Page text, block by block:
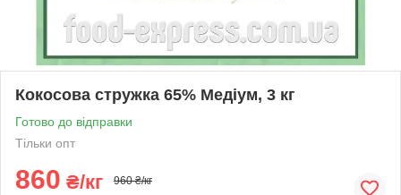
Кокосова стружка 65% Медіум, 3 кг
Готово до відправки
Тільки опт
860 ₴/кг 960 ₴/кг